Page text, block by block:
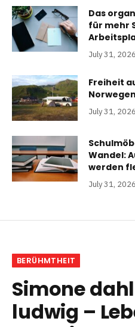
Das
für mehr
July 31, 2026
Freiheit
Norwegen
July 31, 2026
Wandel:
werden
July 31, 2026
BERÜHMTHEIT
Simone
ludwig –